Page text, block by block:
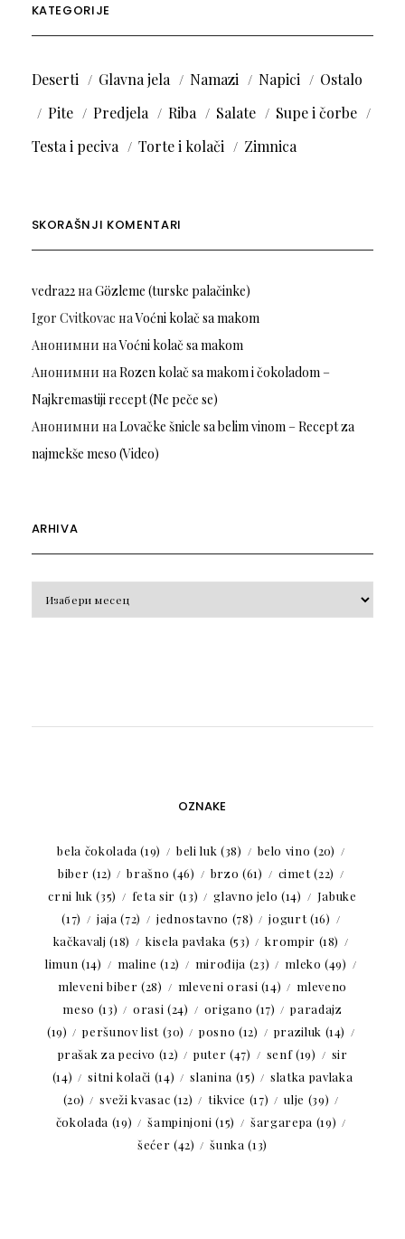
KATEGORIJE
Deserti Glavna jela Namazi Napici
Ostalo
Pite
Predjela Riba Salate
Supe i čorbe
Testa i peciva
Torte i kolači Zimnica
SKORAŠNJI KOMENTARI
vedra22на Gözleme (turske palačinke)
Igor Cvitkovac наVoćni kolač sa makom
Анонимни наVoćni kolač sa makom
Анонимни на Rozen kolač sa makom i čokoladom –
Najkremastiji recept (Ne peče se)
Анонимни на Lovačke šnicle sa belim vinom – Recept za
najmekše meso (Video)
ARHIVA
OZNAKE
bela čokolada (19) beli luk (38) belo vino (20)
biber (12) brašno (46) brzo (61) cimet(22)
crni luk (35) feta sir (13) glavno jelo (14)
Jabuke
(17)
jaja (72) jednostavno (78) jogurt(16)
kačkavalj (18) kisela pavlaka (53) krompir (18)
limun (14) maline (12) mirođija (23) mleko (49)
mleveni biber (28) mleveni orasi (14)
mleveno
meso (13) orasi (24) origano (17)
paradajz
(19)
peršunov list(30) posno (12) praziluk (14)
prašak za pecivo (12) puter (47) senf(19)
sir
(14)
sitni kolači (14) slanina (15)
slatka pavlaka
(20)
sveži kvasac (12) tikvice (17) ulje (39)
čokolada (19) šampinjoni (15) šargarepa (19)
šećer (42) šunka (13)